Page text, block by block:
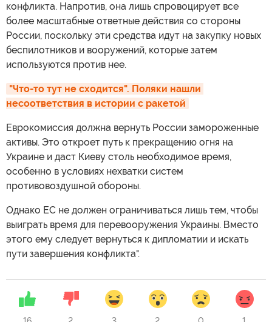
конфликта. Напротив, она лишь спровоцирует все
более масштабные ответные действия со стороны
России, поскольку эти средства идут на закупку новых
беспилотников и вооружений, которые затем
используются против нее.
"Что-то тут не сходится". Поляки нашли
несоответствия в истории с ракетой
Еврокомиссия должна вернуть России замороженные
активы. Это откроет путь к прекращению огня на
Украине и даст Киеву столь необходимое время,
особенно в условиях нехватки систем
противовоздушной обороны.
Однако ЕС не должен ограничиваться лишь тем, чтобы
выиграть время для перевооружения Украины. Вместо
этого ему следует вернуться к дипломатии и искать
пути завершения конфликта".